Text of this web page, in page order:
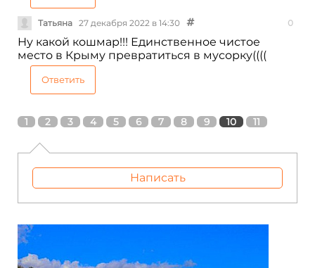
Татьяна 27 декабря 2022 в 14:30 0
Ну какой кошмар!!! Единственное чистое
место в Крыму превратиться в мусорку((((
Ответить
1 2 3 4 5 6 7 8 9 10 11
Написать